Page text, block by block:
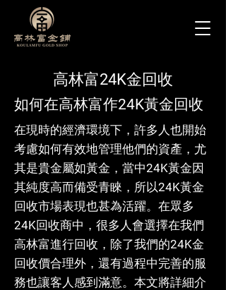
高林富24K金回收
如何在高林富作24K黃金回收
在現時的經濟環境下，許多人也開始
考慮如何有效地管理他們的資產，尤
其是貴金屬如黃金，當中24K黃金因
其純度高而備受青睞，所以24K黃金
回收市場表現也甚為活躍。在眾多
24K回收商中，很多人會選擇在我們
高林富進行回收，除了我們的24K金
回收價合理外，還有過程中完善的服
務也讓客人感到滿意。本文將詳細介